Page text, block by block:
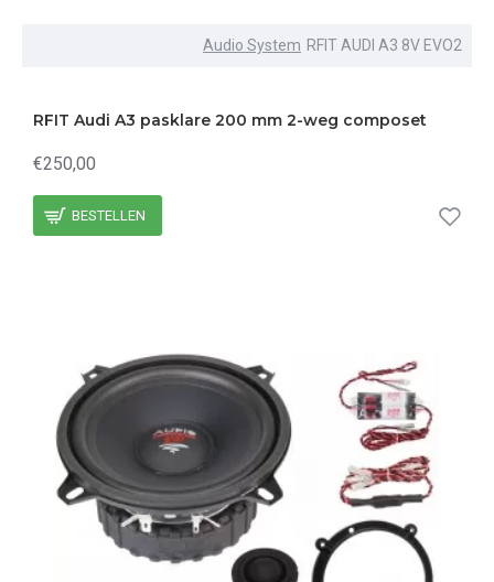
Audio System RFIT AUDI A3 8V EVO2
RFIT Audi A3 pasklare 200 mm 2-weg composet
€250,00
BESTELLEN